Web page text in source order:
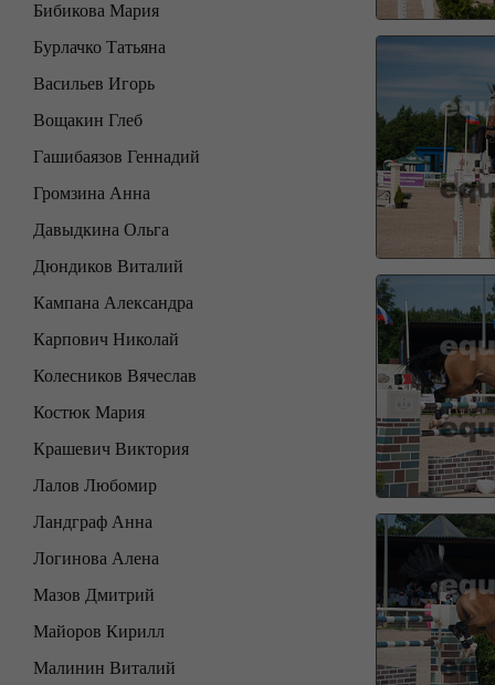
Бибикова Мария
Бурлачко Татьяна
Васильев Игорь
Вощакин Глеб
Гашибаязов Геннадий
Громзина Анна
Давыдкина Ольга
Дюндиков Виталий
Кампана Александра
Карпович Николай
Колесников Вячеслав
Костюк Мария
Крашевич Виктория
Лалов Любомир
Ландграф Анна
Логинова Алена
Мазов Дмитрий
Майоров Кирилл
Малинин Виталий